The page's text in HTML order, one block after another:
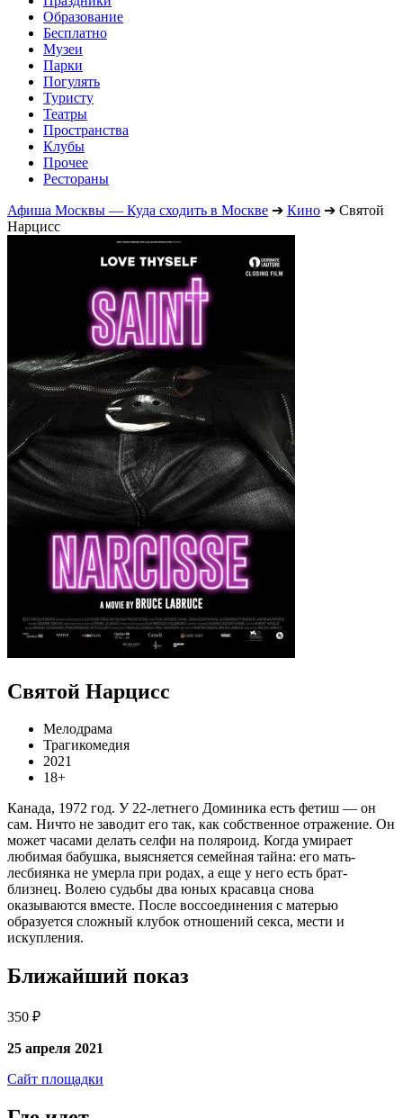
Образование
Бесплатно
Музеи
Парки
Погулять
Туристу
Театры
Пространства
Клубы
Прочее
Рестораны
Афиша Москвы — Куда сходить в Москве ➔ Кино ➔ Святой
Нарцисс
Святой Нарцисс
Мелодрама
Трагикомедия
2021
18+
Канада, 1972 год. У 22-летнего Доминика есть фетиш — он
сам. Ничто не заводит его так, как собственное отражение. Он
может часами делать селфи на поляроид. Когда умирает
любимая бабушка, выясняется семейная тайна: его мать-
лесбиянка не умерла при родах, а еще у него есть брат-
близнец. Волею судьбы два юных красавца снова
оказываются вместе. После воссоединения с матерью
образуется сложный клубок отношений секса, мести и
искупления.
Ближайший показ
350 ₽
25 апреля 2021
Сайт площадки